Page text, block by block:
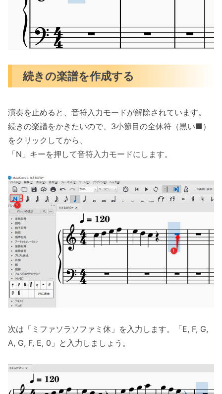
続きの楽譜を作成する
演奏を止めると、音符入力モードが解除されています。
続きの楽譜をかきたいので、3小節目の全休符（黒い■）
をクリックしてから、
「N」キーを押して音符入力モードにします。
次は「ミファソラソファミ休」を入力します。「E, F, G,
A, G, F, E, 0」と入力しましょう。